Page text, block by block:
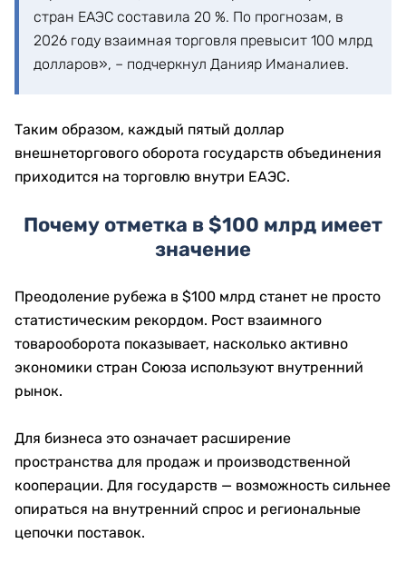
стран ЕАЭС составила 20 %. По прогнозам, в
2026 году взаимная торговля превысит 100 млрд
долларов», – подчеркнул Данияр Иманалиев.
Таким образом, каждый пятый доллар
внешнеторгового оборота государств объединения
приходится на торговлю внутри ЕАЭС.
Почему отметка в $100 млрд имеет
значение
Преодоление рубежа в $100 млрд станет не просто
статистическим рекордом. Рост взаимного
товарооборота показывает, насколько активно
экономики стран Союза используют внутренний
рынок.
Для бизнеса это означает расширение
пространства для продаж и производственной
кооперации. Для государств — возможность сильнее
опираться на внутренний спрос и региональные
цепочки поставок.